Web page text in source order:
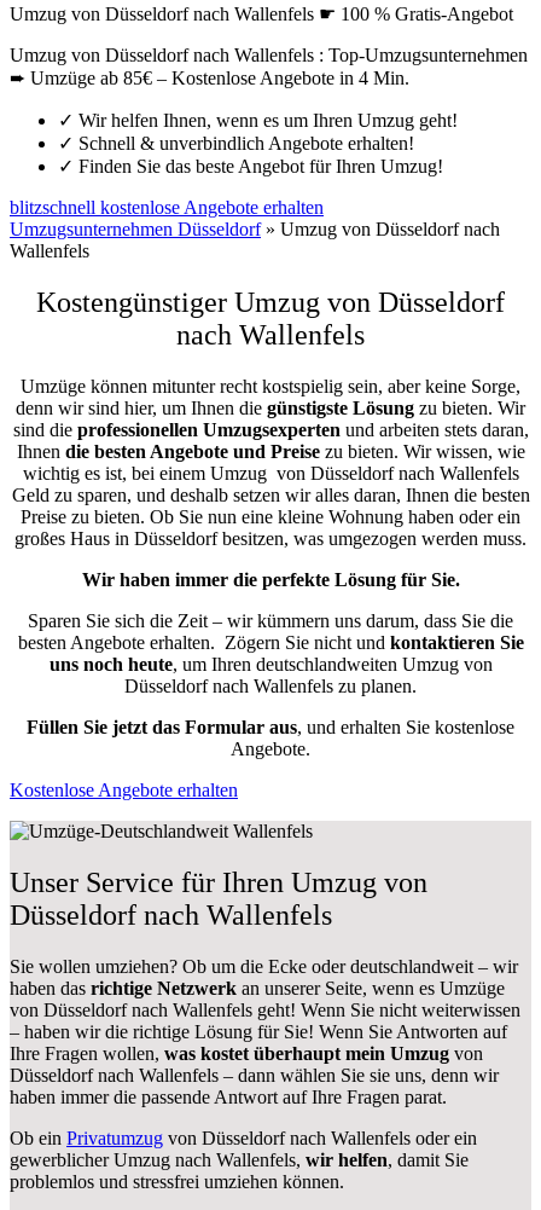
Umzug von Düsseldorf nach Wallenfels ☛ 100 % Gratis-Angebot
Umzug von Düsseldorf nach Wallenfels : Top-Umzugsunternehmen
➨ Umzüge ab 85€ – Kostenlose Angebote in 4 Min.
✓ Wir helfen Ihnen, wenn es um Ihren Umzug geht!
✓ Schnell & unverbindlich Angebote erhalten!
✓ Finden Sie das beste Angebot für Ihren Umzug!
blitzschnell kostenlose Angebote erhalten
Umzugsunternehmen Düsseldorf» Umzug von Düsseldorf nach
Wallenfels
Kostengünstiger Umzug von Düsseldorf
nach Wallenfels
Umzüge können mitunter recht kostspielig sein, aber keine Sorge,
denn wir sind hier, um Ihnen die günstigste Lösung zu bieten. Wir
sind die professionellen Umzugsexperten und arbeiten stets daran,
Ihnen die besten Angebote und Preisezu bieten. Wir wissen, wie
wichtig es ist, bei einem Umzug von Düsseldorf nach Wallenfels
Geld zu sparen, und deshalb setzen wir alles daran, Ihnen die besten
Preise zu bieten. Ob Sie nun eine kleine Wohnung haben oder ein
großes Haus in Düsseldorf besitzen, was umgezogen werden muss.
Wir haben immer die perfekte Lösung für Sie.
Sparen Sie sich die Zeit – wir kümmern uns darum, dass Sie die
besten Angebote erhalten. Zögern Sie nicht und kontaktieren Sie
uns noch heute, um Ihren deutschlandweiten Umzug von
Düsseldorf nach Wallenfels zu planen.
Füllen Sie jetzt das Formular aus, und erhalten Sie kostenlose
Angebote.
Kostenlose Angebote erhalten
Unser Service für Ihren Umzug von
Düsseldorf nach Wallenfels
Sie wollen umziehen? Ob um die Ecke oder deutschlandweit – wir
haben das richtige Netzwerk an unserer Seite, wenn es Umzüge
von Düsseldorf nach Wallenfels geht! Wenn Sie nicht weiterwissen
– haben wir die richtige Lösung für Sie! Wenn Sie Antworten auf
Ihre Fragen wollen, was kostet überhaupt mein Umzug von
Düsseldorf nach Wallenfels – dann wählen Sie sie uns, denn wir
haben immer die passende Antwort auf Ihre Fragen parat.
Ob ein Privatumzug von Düsseldorf nach Wallenfels oder ein
gewerblicher Umzug nach Wallenfels, wir helfen, damit Sie
problemlos und stressfrei umziehen können.